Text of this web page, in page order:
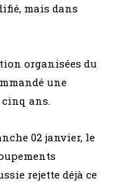
mais dans
organisées du
une
cinq ans.
02 janvier, le
rejette déjà ce